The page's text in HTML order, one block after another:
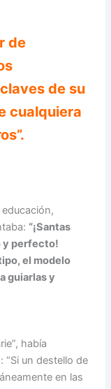
de
de su
cualquiera
“¡Santas
y perfecto!
el modelo
guiarlas y
había
“Si un destello de
en las